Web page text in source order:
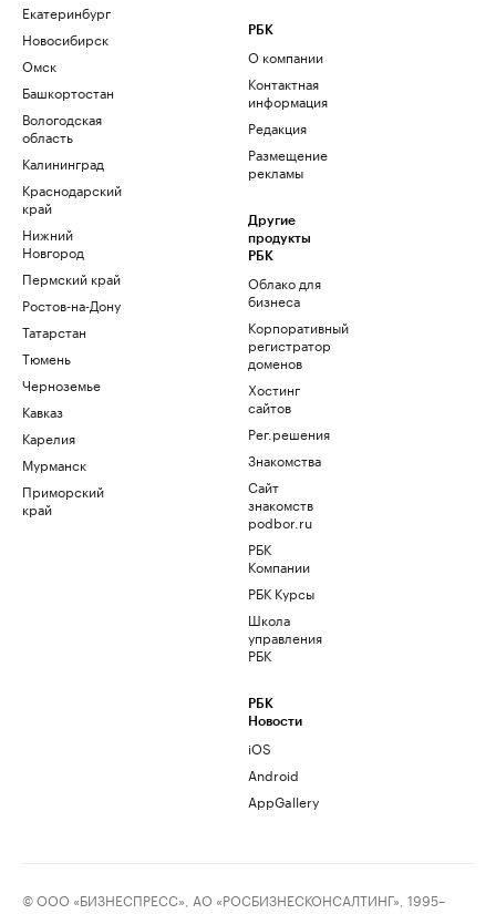
Екатеринбург
Новосибирск
Омск
Башкортостан
Вологодская
область
Калининград
Краснодарский
край
Нижний
Новгород
Пермский край
Ростов-на-Дону
Татарстан
Тюмень
Черноземье
Кавказ
Карелия
Мурманск
Приморский
край
РБК
О компании
Контактная
информация
Редакция
Размещение
рекламы
Другие
продукты
РБК
Облако для
бизнеса
Корпоративный
регистратор
доменов
Хостинг
сайтов
Рег.решения
Знакомства
Сайт
знакомств
podbor.ru
РБК
Компании
РБК Курсы
Школа
управления
РБК
РБК
Новости
iOS
Android
AppGallery
© ООО «БИЗНЕСПРЕСС», АО «РОСБИЗНЕСКОНСАЛТИНГ», 1995–